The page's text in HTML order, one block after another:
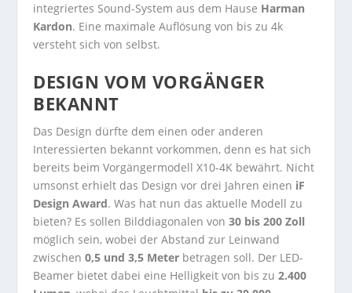
integriertes Sound-System aus dem Hause Harman
Kardon. Eine maximale Auflösung von bis zu 4k
versteht sich von selbst.
DESIGN VOM VORGÄNGER
BEKANNT
Das Design dürfte dem einen oder anderen
Interessierten bekannt vorkommen, denn es hat sich
bereits beim Vorgängermodell X10-4K bewährt. Nicht
umsonst erhielt das Design vor drei Jahren einen iF
Design Award. Was hat nun das aktuelle Modell zu
bieten? Es sollen Bilddiagonalen von30 bis 200 Zoll
möglich sein, wobei der Abstand zur Leinwand
zwischen0,5 und 3,5 Meter betragen soll. Der LED-
Beamer bietet dabei eine Helligkeit von bis zu2.400